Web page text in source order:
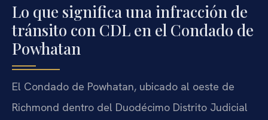
Lo que significa una infracción de
tránsito con CDL en el Condado de
Powhatan
El Condado de Powhatan, ubicado al oeste de
Richmond dentro del Duodécimo Distrito Judicial